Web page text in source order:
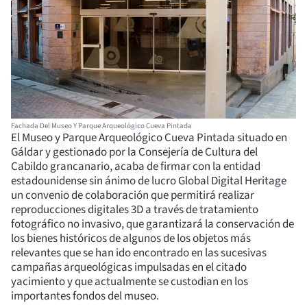
Fachada Del Museo Y Parque Arqueológico Cueva Pintada
El Museo y Parque Arqueológico Cueva Pintada situado en
Gáldar y gestionado por la Consejería de Cultura del
Cabildo grancanario, acaba de firmar con la entidad
estadounidense sin ánimo de lucro Global Digital Heritage
un convenio de colaboración que permitirá realizar
reproducciones digitales 3D a través de tratamiento
fotográfico no invasivo, que garantizará la conservación de
los bienes históricos de algunos de los objetos más
relevantes que se han ido encontrado en las sucesivas
campañas arqueológicas impulsadas en el citado
yacimiento y que actualmente se custodian en los
importantes fondos del museo.